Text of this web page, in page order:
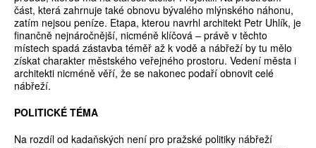
část, která zahrnuje také obnovu bývalého mlýnského náhonu,
zatím nejsou peníze. Etapa, kterou navrhl architekt Petr Uhlík, je
finančně nejnáročnější, nicméně klíčová – právě v těchto
místech spadá zástavba téměř až k vodě a nábřeží by tu mělo
získat charakter městského veřejného prostoru. Vedení města i
architekti nicméně věří, že se nakonec podaří obnovit celé
nábřeží.
POLITICKÉ TÉMA
Na rozdíl od kadaňských není pro pražské politiky nábřeží